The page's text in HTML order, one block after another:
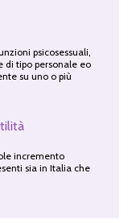
psicosessuali,
di tipo personale eo
su uno o più
incremento
sia in Italia che